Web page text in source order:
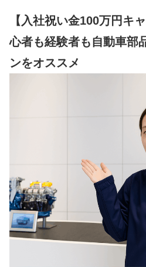
【入社祝い金100万円キ
心者も経験者も自動車部
ンをオススメ